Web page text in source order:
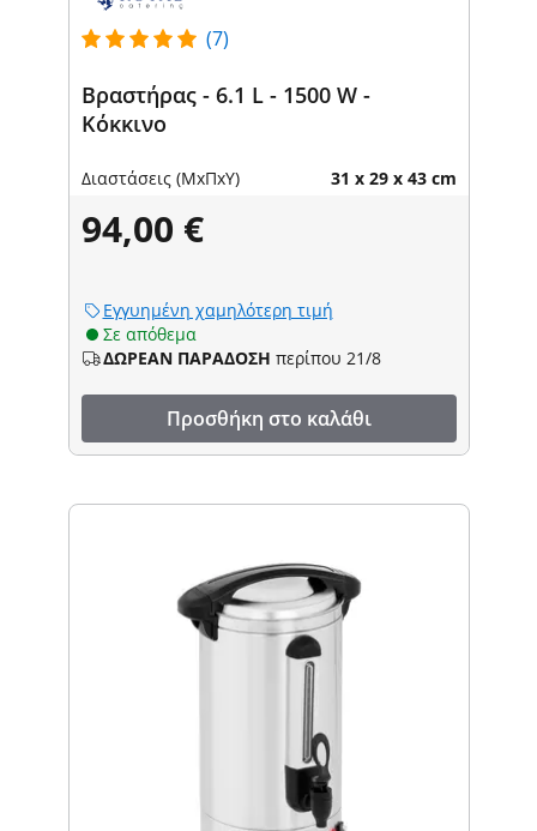
(7)
Βραστήρας - 6.1 L - 1500 W -
Κόκκινο
Διαστάσεις (ΜxΠxΥ) 31 x 29 x 43 cm
94,00 €
Εγγυημένη χαμηλότερη τιμή
Σε απόθεμα
ΔΩΡΕΑΝ ΠΑΡΑΔΟΣΗ περίπου 21/8
Προσθήκη στο καλάθι